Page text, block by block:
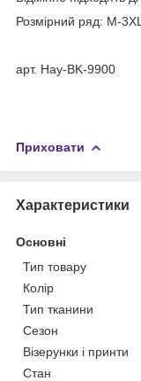
Розмірний ряд: M-
арт. Hay-BK-9900
Приховати
Характеристики
Основні
Тип товару
Колір
Тип тканини
Сезон
Візерунки і принти
Стан